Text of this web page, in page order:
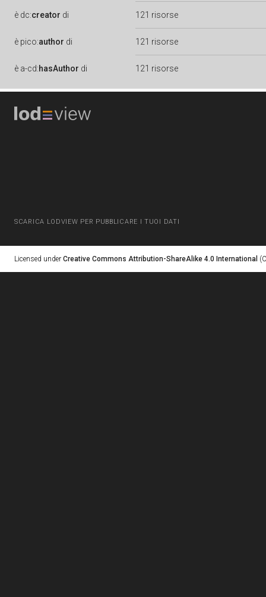
è dc:creator di 121 risorse
è pico:author di 121 risorse
è a-cd:hasAuthor di 121 risorse
SCARICA LODVIEW PER PUBBLICARE I TUOI DATI
Licensed under Creative Commons Attribution-ShareAlike 4.0 International